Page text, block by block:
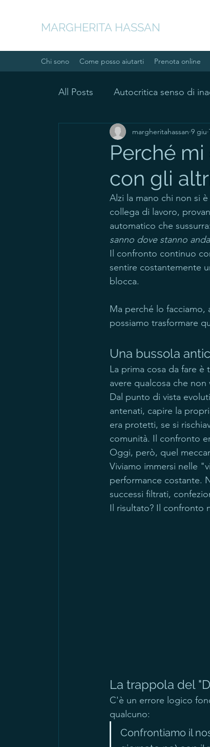
MARGHERITA HASSAN
Chi sono Come posso aiutarti Prenota online
All Posts Autocritica senso di
Rapporto con il corpo e cibo
Perché
con gli
margheritahassan 9 giu
Alzi la mano chi non si
collega di lavoro,
automatico che sussurra:
sanno dove stanno
Il confronto continuo
sentire costantemente
blocca.
Ma perché lo facciamo,
possiamo trasformare
Una bussola
La prima cosa da fare
avere qualcosa che
Dal punto di vista
antenati, capire la
era protetti, se si
comunità. Il confronto
Oggi, però, quel
Viviamo immersi nelle
performance costante.
successi filtrati,
Il risultato? Il confronto
La trappola del
C'è un errore logico
qualcuno:
Confrontiamo il